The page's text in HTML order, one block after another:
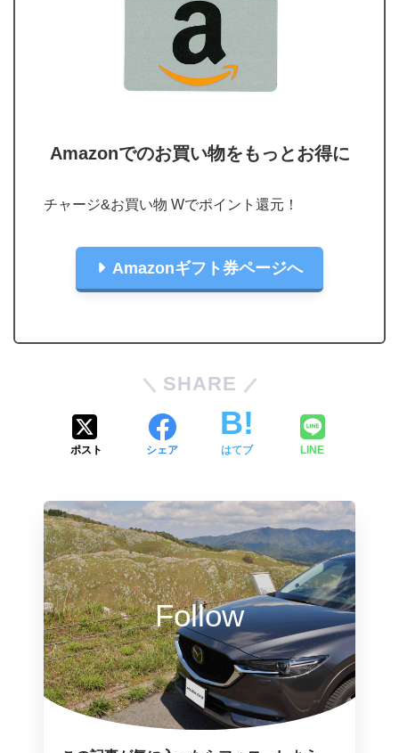
Amazonでのお買い物をもっとお得に
チャージ&お買い物 Wでポイント還元！
Amazonギフト券ページへ
SHARE
ポスト シェア はてブ LINE
Follow